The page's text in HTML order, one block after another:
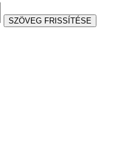
SZÖVEG FRISSÍTÉSE